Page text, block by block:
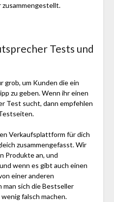
Tests und
grob, um Kunden die ein
zu geben. Wenn ihr einen
Test sucht, dann empfehlen
Verkaufsplattform für dich
zusammengefasst. Wir
Produkte an, und
wenn es gibt auch einen
einer anderen
sich die Bestseller
falsch machen.